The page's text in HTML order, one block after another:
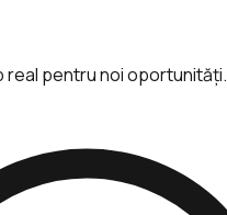
real pentru noi oportunități.